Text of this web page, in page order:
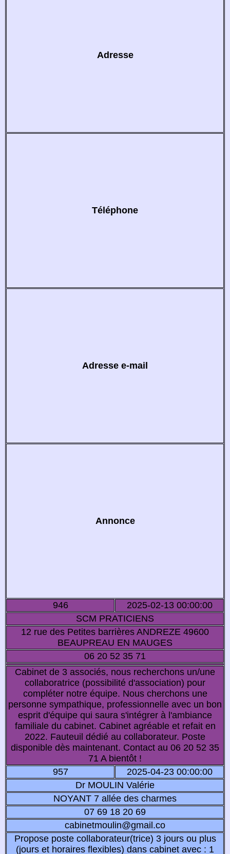
Adresse
Téléphone
Adresse e-mail
Annonce
946
2025-02-13 00:00:00
SCM PRATICIENS
12 rue des Petites barrières ANDREZE 49600
BEAUPREAU EN MAUGES
06 20 52 35 71
Cabinet de 3 associés, nous recherchons un/une
collaboratrice (possibilité d'association) pour
compléter notre équipe. Nous cherchons une
personne sympathique, professionnelle avec un bon
esprit d'équipe qui saura s'intégrer à l'ambiance
familiale du cabinet. Cabinet agréable et refait en
2022. Fauteuil dédié au collaborateur. Poste
disponible dès maintenant. Contact au 06 20 52 35
71 A bientôt !
957
2025-04-23 00:00:00
Dr MOULIN Valérie
NOYANT 7 allée des charmes
07 69 18 20 69
cabinetmoulin@gmail.co
Propose poste collaborateur(trice) 3 jours ou plus
(jours et horaires flexibles) dans cabinet avec : 1